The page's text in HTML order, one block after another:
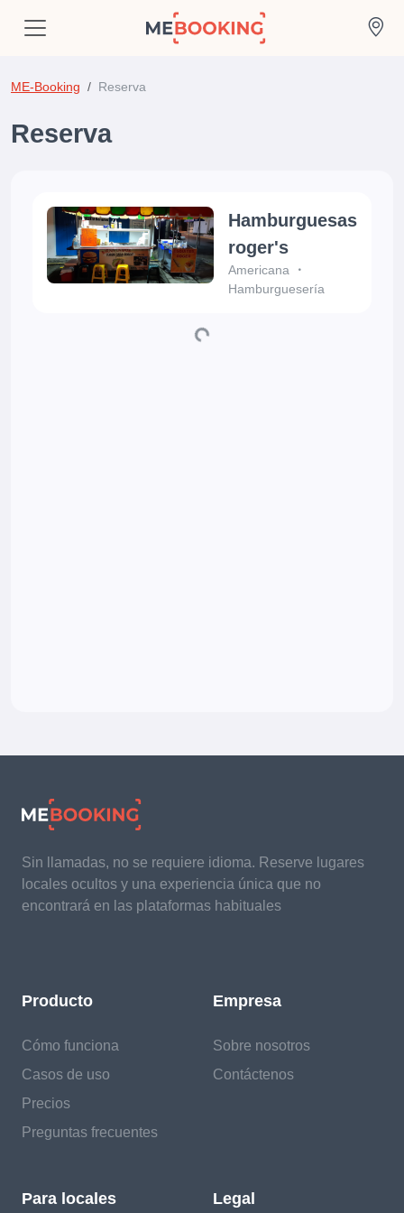
ME-Booking Reserva
Reserva
Hamburguesas
roger's
Americana
Hamburguesería
Sin llamadas, no se requiere idioma. Reserve lugares
locales ocultos y una experiencia única que no
encontrará en las plataformas habituales
Producto
Cómo funciona
Casos de uso
Precios
Preguntas frecuentes
Empresa
Sobre nosotros
Contáctenos
Para locales Legal